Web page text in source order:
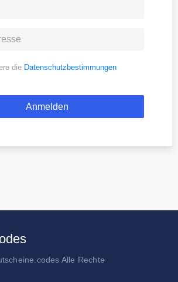
die Datenschutzbestimmungen
Alle Rechte